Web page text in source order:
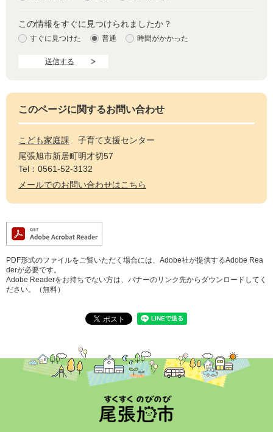
この情報をすぐに見つけられましたか？
すぐに見つけた 普通 時間がかかった
このページに関するお問い合わせ
こども家庭課
子育て支援センター
尾張旭市新居町明才切57
Tel：0561-52-3132
メールでのお問い合わせはこちら
PDF形式のファイルをご覧いただく場合には、Adobe社が提供するAdobe Rea
derが必要です。
Adobe Readerをお持ちでない方は、バナーのリンク先からダウンロードしてく
ださい。（無料）